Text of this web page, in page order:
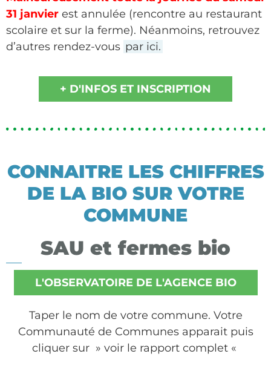
31 janvier est annulée (rencontre au restaurant
scolaire et sur la ferme). Néanmoins, retrouvez
d’autres rendez-vous par ici.
+ D'INFOS ET INSCRIPTION
CONNAITRE LES CHIFFRES
DE LA BIO SUR VOTRE
COMMUNE
SAU et fermes bio
L'OBSERVATOIRE DE L'AGENCE BIO
Taper le nom de votre commune. Votre
Communauté de Communes apparait puis
cliquer sur » voir le rapport complet «